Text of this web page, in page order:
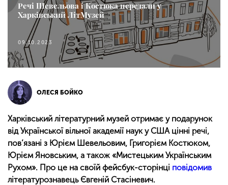
Речі Шевельова і Костюка передали у
Харківський ЛітМузей
09.10.2023
ОЛЕСЯ БОЙКО
Харківський літературний музей отримає у подарунок
від Української вільної академії наук у США цінні речі,
пов’язані з Юрієм Шевельовим, Григорієм Костюком,
Юрієм Яновським, а також «Мистецьким Українським
Рухом». Про це на своїй фейсбук-сторінці повідомив
літературознавець Євгеній Стасіневич.